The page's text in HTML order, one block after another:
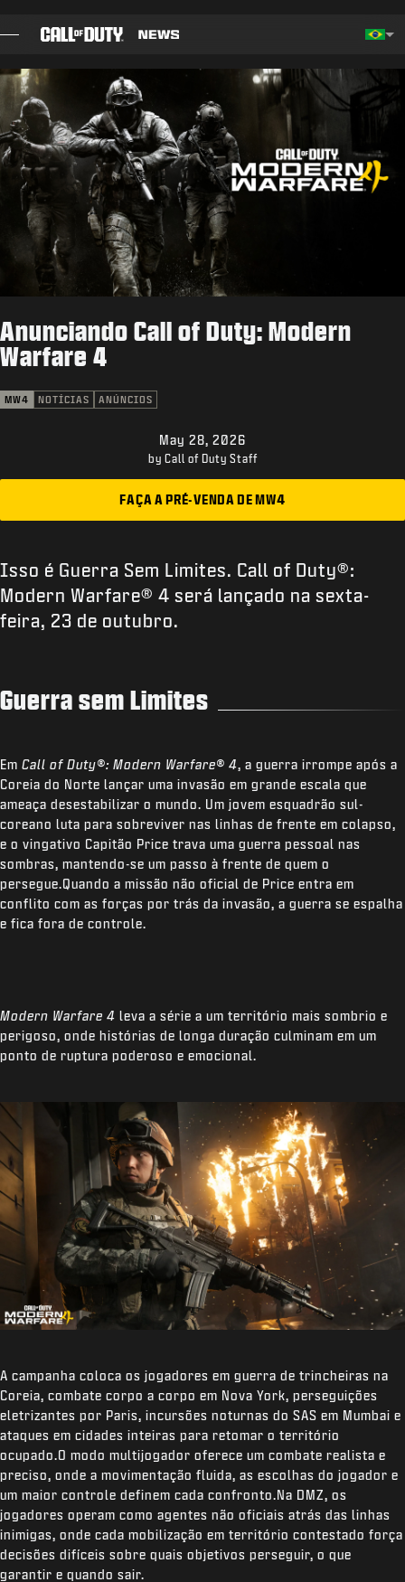
BLOG
GUIAS
NOTAS DO PATCH
JOGOS
STORE
SUPORTE
ENTRAR|INSCREVER-SE
Anunciando Call of Duty: Modern
Warfare 4
MW4 NOTÍCIAS ANÚNCIOS
May 28, 2026
by Call of Duty Staff
FAÇA A PRÉ-VENDA DE MW4
Isso é Guerra Sem Limites. Call of Duty®:
Modern Warfare® 4 será lançado na sexta-
feira, 23 de outubro.
Guerra sem Limites
Em Call of Duty®: Modern Warfare® 4, a guerra irrompe após a
Coreia do Norte lançar uma invasão em grande escala que
ameaça desestabilizar o mundo. Um jovem esquadrão sul-
coreano luta para sobreviver nas linhas de frente em colapso,
e o vingativo Capitão Price trava uma guerra pessoal nas
sombras, mantendo-se um passo à frente de quem o
persegue.Quando a missão não oficial de Price entra em
conflito com as forças por trás da invasão, a guerra se espalha
e fica fora de controle.Digite sua data de nascimento
Enviar
Modern Warfare 4 leva a série a um território mais sombrio e
perigoso, onde histórias de longa duração culminam em um
ponto de ruptura poderoso e emocional.
A campanha coloca os jogadores em guerra de trincheiras na
Coreia, combate corpo a corpo em Nova York, perseguições
eletrizantes por Paris, incursões noturnas do SAS em Mumbai e
ataques em cidades inteiras para retomar o território
ocupado.O modo multijogador oferece um combate realista e
preciso, onde a movimentação fluida, as escolhas do jogador e
um maior controle definem cada confronto.Na DMZ, os
jogadores operam como agentes não oficiais atrás das linhas
inimigas, onde cada mobilização em território contestado força
decisões difíceis sobre quais objetivos perseguir, o que
garantir e quando sair.